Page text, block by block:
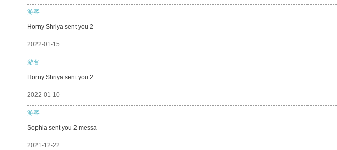
游客
Horny Shriya sent you 2
2022-01-15
游客
Horny Shriya sent you 2
2022-01-10
游客
Sophia sent you 2 messa
2021-12-22